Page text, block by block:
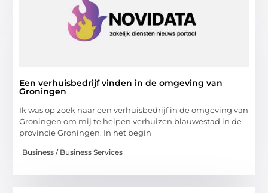
Een verhuisbedrijf vinden in de omgeving van
Groningen
Ik was op zoek naar een verhuisbedrijf in de omgeving van
Groningen om mij te helpen verhuizen blauwestad in de
provincie Groningen. In het begin
Business / Business Services